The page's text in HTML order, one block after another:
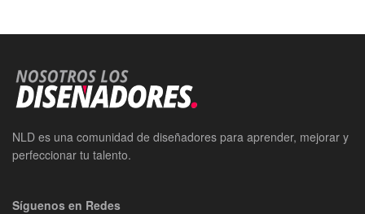
NLD es una comunidad de diseñadores para aprender, mejorar y
perfeccionar tu talento.
Síguenos en Redes